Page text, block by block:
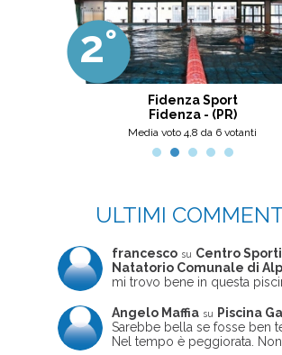
2°
Fidenza Sport
Fidenza - (PR)
Media voto 4,8 da 6 votanti
ULTIMI
francesco su Centro
Natatorio Comunale di
mi trovo bene in questa
Angelo Maffia su
Piscina
Sarebbe bella se fosse ben
Nel tempo è peggiorata. Non